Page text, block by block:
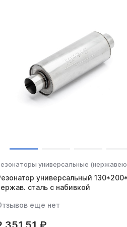
универсальный
сталь с набивкой
еще нет